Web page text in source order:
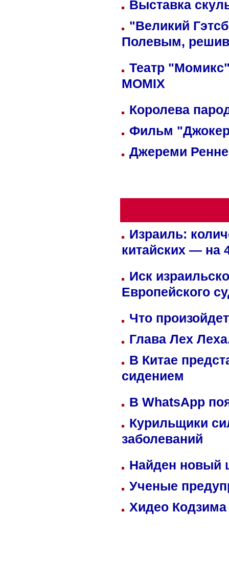
Выставка
"Великий
Полевым,
Театр
MOMIX
Королева
Фильм
Джереми
Израиль:
китайских — на
Иск
Европейского
Что
Глава Лех
В Китае
сидением
В WhatsApp
Курильщики
заболеваний
Найден
Ученые
Хидео